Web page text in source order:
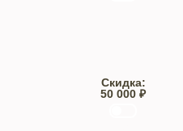
Скидка:
50 000 ₽